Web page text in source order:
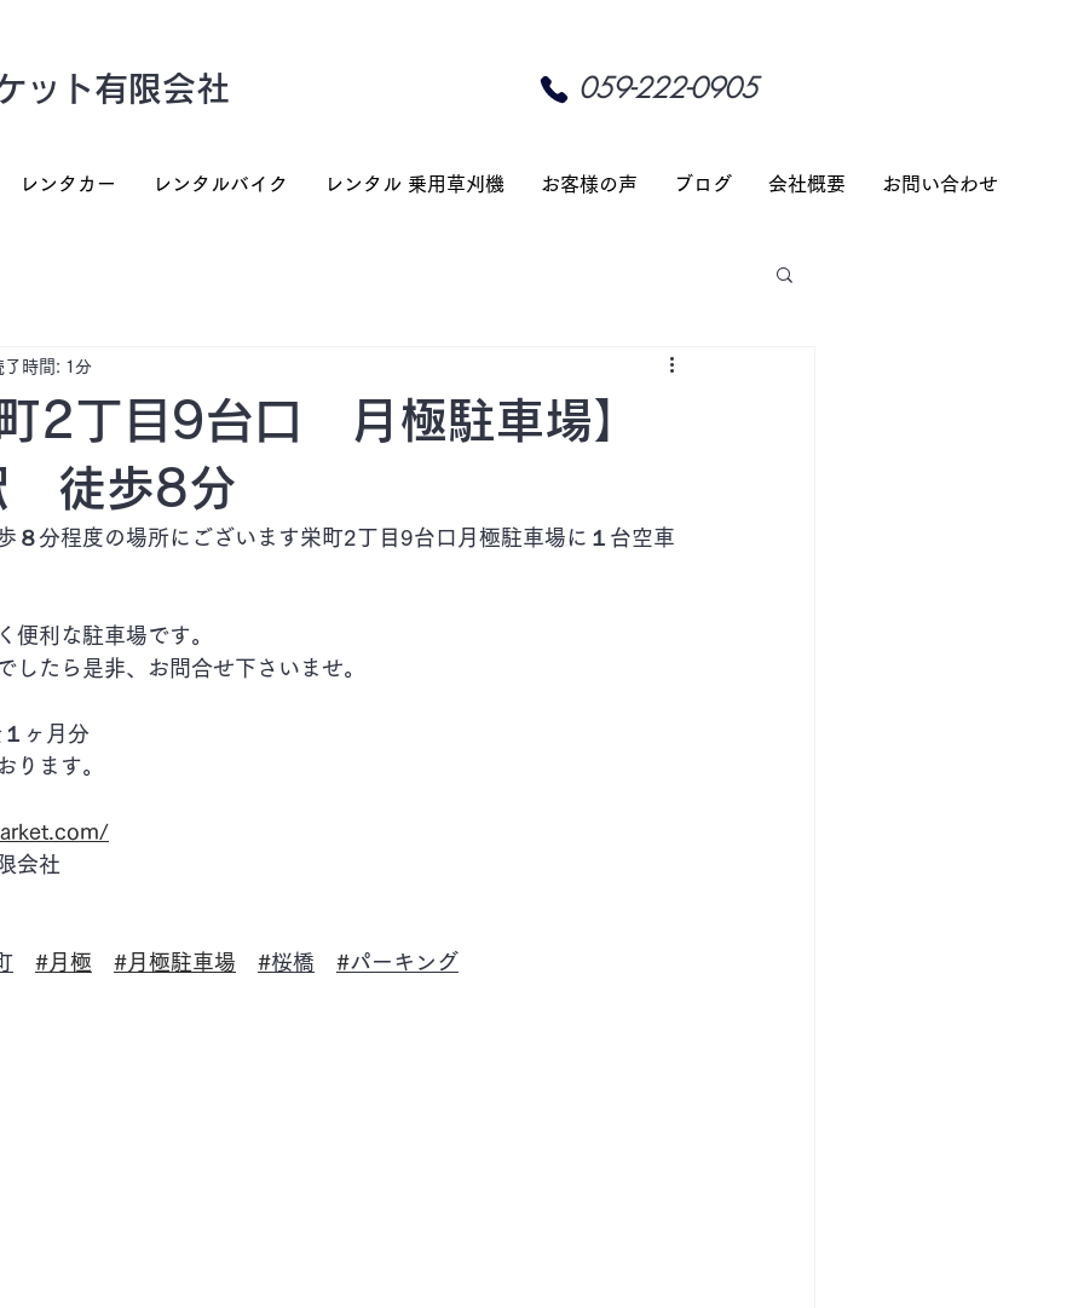
ット有限会社 059-222-0905
レンタカー レンタルバイク レンタル 乗用草刈機 お客様の声 ブログ 会社概要 お問い合わせ
2丁目9台口 月極駐車場】
徒歩8分
了時間: 1分
８分程度の場所にございます栄町2丁目9台口月極駐車場に１台空車
便利な駐車場です。
したら是非、お問合せ下さいませ。
ヶ月分
ります。
会社
#月極 #月極駐車場 #桜橋 #パーキング